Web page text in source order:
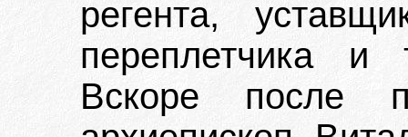
регента,
переплетчика и
Вскоре после